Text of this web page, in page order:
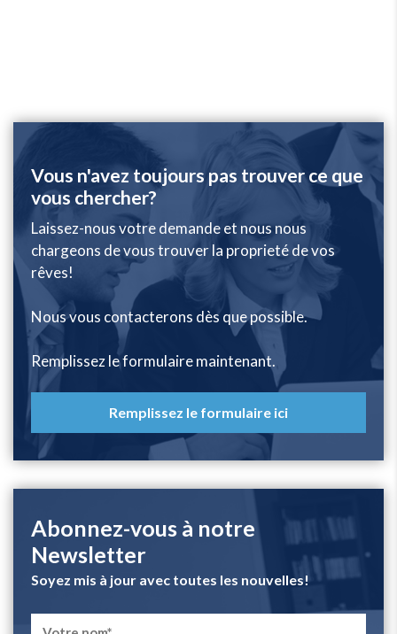
Vous n'avez toujours pas trouver ce que
vous chercher?
Laissez-nous votre demande et nous nous
chargeons de vous trouver la proprieté de vos
rêves!
Nous vous contacterons dès que possible.
Remplissez le formulaire maintenant.
Remplissez le formulaire ici
Abonnez-vous à notre
Newsletter
Soyez mis à jour avec toutes les nouvelles!